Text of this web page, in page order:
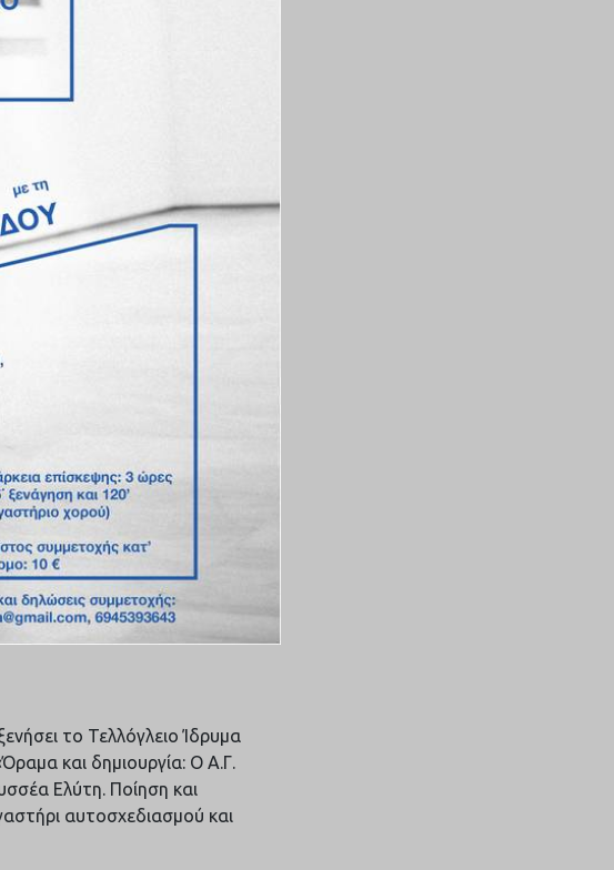
το Τελλόγλειο Ίδρυμα
και δημιουργία: Ο Α.Γ.
Ελύτη. Ποίηση και
αυτοσχεδιασμού και